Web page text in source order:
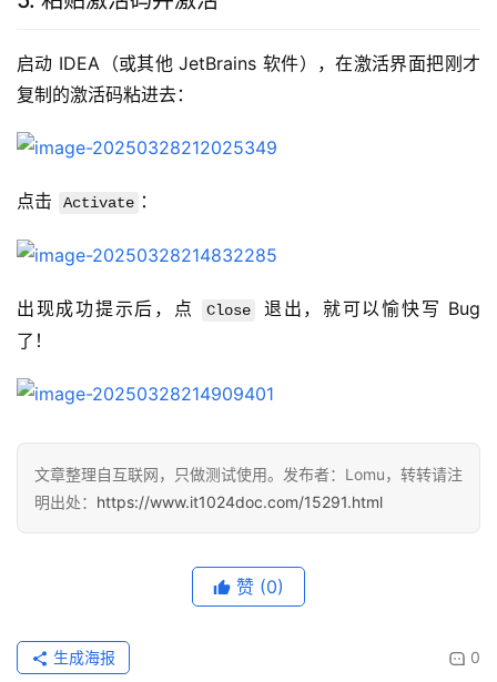
启动 IDEA（或其他 JetBrains 软件），在激活界面把刚才
复制的激活码粘进去：
点击 Activate ：
出现成功提示后，点 Close
退出，就可以愉快写 Bug
了！
文章整理自互联网，只做测试使用。发布者：Lomu，转转请注
明出处： https://www.it1024doc.com/15291.html
赞 (0)
0
生成海报